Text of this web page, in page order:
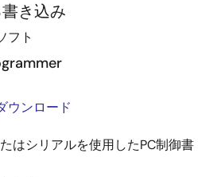
き込み
フト
ウンロード
はシリアルを使用したPC制御書